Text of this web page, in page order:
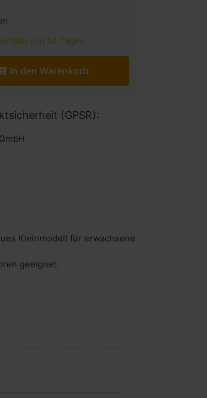
von 14 Tagen
In den Warenkorb
(GPSR):
Kleinmodell für erwachsene
geeignet.